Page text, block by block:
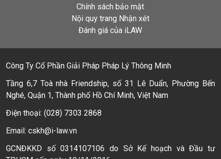
Chính sách bảo mật
Nội quy trang Nhận xét
Đánh giá của iLAW
Công Ty Cổ Phần Giải Pháp Pháp Lý Thông Minh
Tầng 6,7 Toà nhà Friendship, số 31 Lê Duẩn, Phường Bến
Nghé, Quận 1, Thành phố Hồ Chí Minh, Việt Nam
Điện thoại: (028) 7303 2868
Email: cskh@i-law.vn
GCNĐKKD số 0314107106 do Sở Kế hoạch và Đầu tư